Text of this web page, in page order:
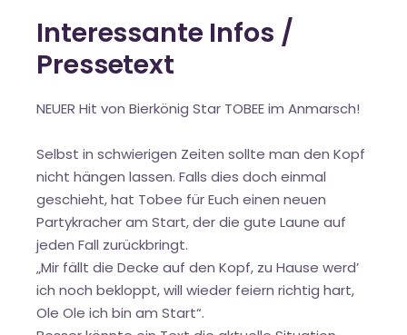
Interessante Infos /
Pressetext
NEUER Hit von Bierkönig Star TOBEE im Anmarsch!
Selbst in schwierigen Zeiten sollte man den Kopf
nicht hängen lassen. Falls dies doch einmal
geschieht, hat Tobee für Euch einen neuen
Partykracher am Start, der die gute Laune auf
jeden Fall zurückbringt.
„Mir fällt die Decke auf den Kopf, zu Hause werd’
ich noch bekloppt, will wieder feiern richtig hart,
Ole Ole ich bin am Start“.